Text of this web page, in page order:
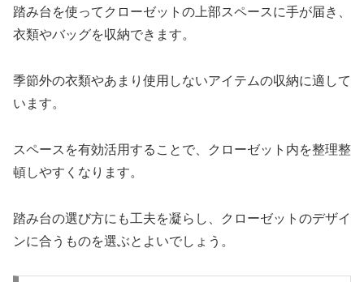
踏み台を使ってクローゼットの上部スペースに手が届き、
衣類やバッグを収納できます。
季節外の衣類やあまり使用しないアイテムの収納に適して
います。
スペースを有効活用することで、クローゼット内を整理整
頓しやすくなります。
踏み台の選び方にも工夫を凝らし、クローゼットのデザイ
ンに合うものを選ぶとよいでしょう。